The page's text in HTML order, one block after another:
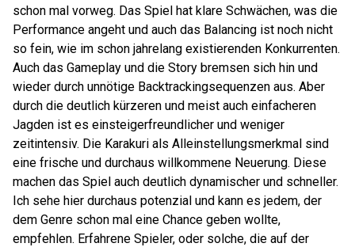
schon mal vorweg. Das Spiel hat klare Schwächen, was die
Performance angeht und auch das Balancing ist noch nicht
so fein, wie im schon jahrelang existierenden Konkurrenten.
Auch das Gameplay und die Story bremsen sich hin und
wieder durch unnötige Backtrackingsequenzen aus. Aber
durch die deutlich kürzeren und meist auch einfacheren
Jagden ist es einsteigerfreundlicher und weniger
zeitintensiv. Die Karakuri als Alleinstellungsmerkmal sind
eine frische und durchaus willkommene Neuerung. Diese
machen das Spiel auch deutlich dynamischer und schneller.
Ich sehe hier durchaus potenzial und kann es jedem, der
dem Genre schon mal eine Chance geben wollte,
empfehlen. Erfahrene Spieler, oder solche, die auf der